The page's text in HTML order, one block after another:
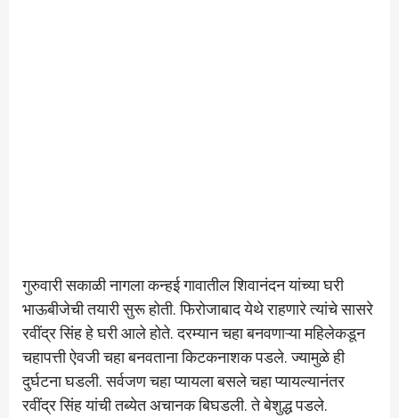
गुरुवारी सकाळी नागला कन्हई गावातील शिवानंदन यांच्या घरी
भाऊबीजेची तयारी सुरू होती. फिरोजाबाद येथे राहणारे त्यांचे सासरे
रवींद्र सिंह हे घरी आले होते. दरम्यान चहा बनवणाऱ्या महिलेकडून
चहापत्ती ऐवजी चहा बनवताना किटकनाशक पडले. ज्यामुळे ही
दुर्घटना घडली. सर्वजण चहा प्यायला बसले चहा प्यायल्यानंतर
रवींद्र सिंह यांची तब्येत अचानक बिघडली. ते बेशुद्ध पडले.